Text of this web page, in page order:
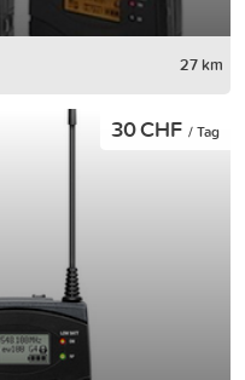
27 km
30 CHF / Tag